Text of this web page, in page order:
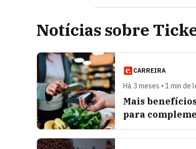
Notícias sobre
CARREIRA
Há 3 meses • 1 min de
Mais
para